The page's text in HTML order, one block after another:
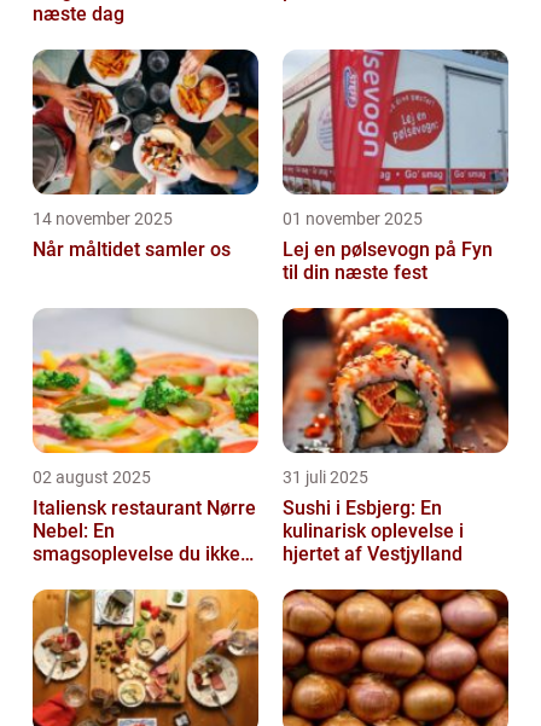
næste dag
14 november 2025
Når måltidet samler os
01 november 2025
Lej en pølsevogn på Fyn
til din næste fest
02 august 2025
Italiensk restaurant Nørre
Nebel: En
smagsoplevelse du ikke
31 juli 2025
Sushi i Esbjerg: En
kulinarisk oplevelse i
hjertet af Vestjylland